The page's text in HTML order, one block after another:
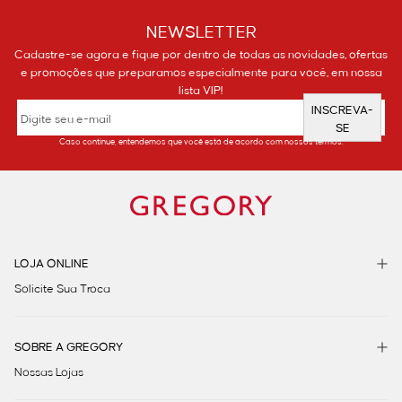
NEWSLETTER
Cadastre-se agora e fique por dentro de todas as novidades, ofertas
e promoções que preparamos especialmente para você, em nossa
lista VIP!
INSCREVA-
SE
Caso continue, entendemos que você está de acordo com nossos termos.
LOJA ONLINE
Solicite Sua Troca
SOBRE A GREGORY
Nossas Lojas